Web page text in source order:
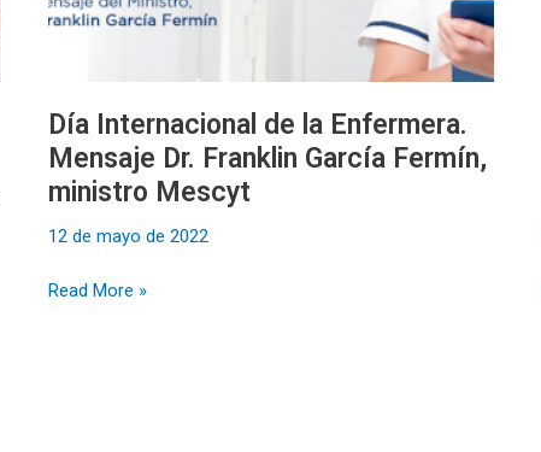
Día Internacional de la Enfermera.
Mensaje Dr. Franklin García Fermín,
ministro Mescyt
12 de mayo de 2022
ministro
Read More »